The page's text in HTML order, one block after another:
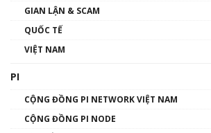
gió ấm
Talkshow 14: MemeCoin –
GIAN LẬN & SCAM
QUỐC TẾ
VIỆT NAM
PI
CỘNG ĐỒNG PI NETWORK VIỆT NAM
CỘNG ĐỒNG PI NODE